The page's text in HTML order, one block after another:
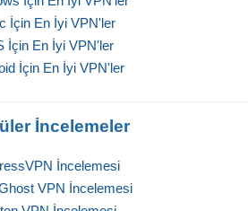
İçin En İyi VPN'ler
İçin En İyi VPN'ler
İçin En İyi VPN'ler
İncelemeler
İncelemesi
VPN İncelemesi